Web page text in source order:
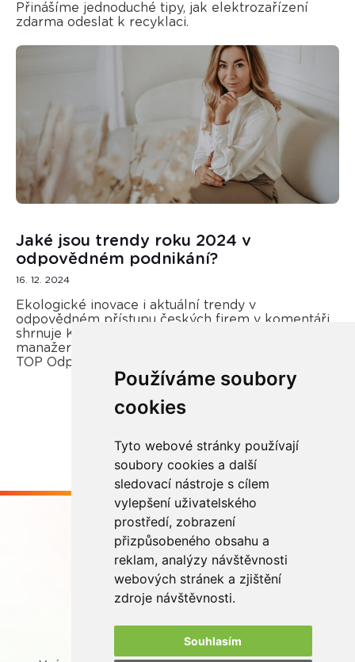
Používáme soubory
cookies
Tyto webové stránky používají
soubory cookies a další
sledovací nástroje s cílem
vylepšení uživatelského
prostředí, zobrazení
přizpůsobeného obsahu a
reklam, analýzy návštěvnosti
webových stránek a zjištění
zdroje návštěvnosti.
Souhlasím
Přinášíme jednoduché tipy, jak elektrozařízení
zdarma odeslat k recyklaci.
Jaké jsou trendy roku 2024 v
odpovědném podnikání?
16. 12. 2024
Ekologické inovace i aktuální trendy v
odpovědném přístupu českých firem v komentáři
shrnuje Kateřina Opletal Průchová, regionální
manažerka REMA Systém a porotkyně soutěže
TOP Odpovědná firma.
Buďme ve spojení